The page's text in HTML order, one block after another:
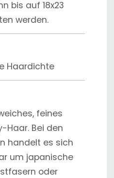
bis auf 18x23
werden.
Haardichte
feines
Haar. Bei den
handelt es sich
um japanische
oder